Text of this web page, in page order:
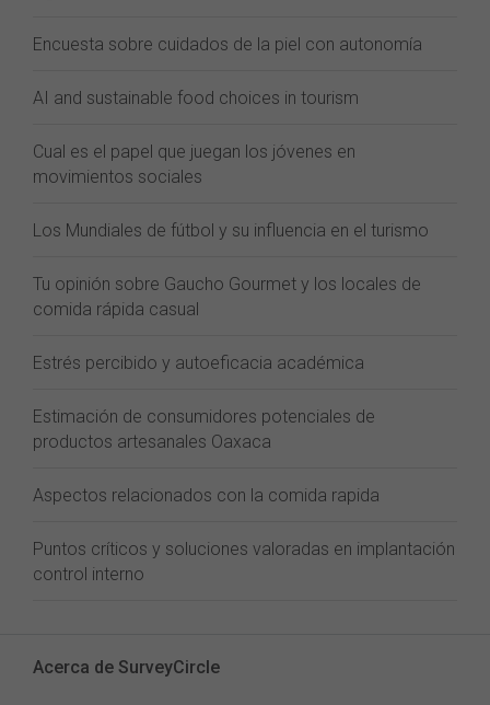
Encuesta sobre cuidados de la piel con autonomía
AI and sustainable food choices in tourism
Cual es el papel que juegan los jóvenes en
movimientos sociales
Los Mundiales de fútbol y su influencia en el turismo
Tu opinión sobre Gaucho Gourmet y los locales de
comida rápida casual
Estrés percibido y autoeficacia académica
Estimación de consumidores potenciales de
productos artesanales Oaxaca
Aspectos relacionados con la comida rapida
Puntos críticos y soluciones valoradas en implantación
control interno
Acerca de SurveyCircle